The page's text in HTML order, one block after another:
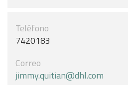
Teléfono
7420183
Correo
jimmy.quitian@dhl.com